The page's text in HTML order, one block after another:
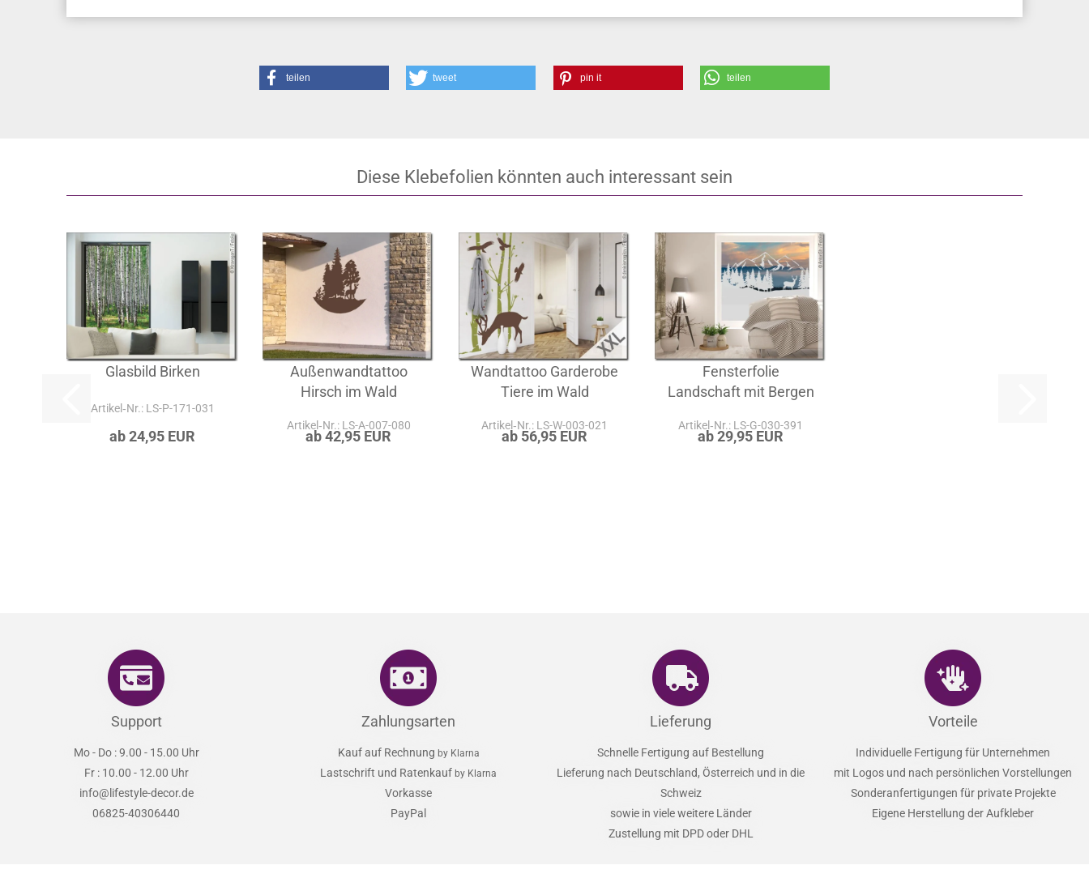
teilen tweet pin it teilen
Diese Klebefolien könnten auch interessant sein
Glasbild Birken
Artikel‑Nr.: LS-P-171-031
ab 24,95 EUR
Außenwandtattoo
Hirsch im Wald
Artikel‑Nr.: LS-A-007-080
ab 42,95 EUR
Wandtattoo Garderobe
Tiere im Wald
Artikel‑Nr.: LS-W-003-021
ab 56,95 EUR
Fensterfolie
Landschaft mit Bergen
Artikel‑Nr.: LS-G-030-391
ab 29,95 EUR
Support
Mo - Do : 9.00 - 15.00 Uhr
Fr : 10.00 - 12.00 Uhr
info@lifestyle-decor.de
06825-40306440
Zahlungsarten
Kauf auf Rechnung by Klarna
Lastschrift und Ratenkauf by Klarna
Vorkasse
PayPal
Lieferung
Schnelle Fertigung auf Bestellung
Lieferung nach Deutschland, Österreich und in die
Schweiz
sowie in viele weitere Länder
Zustellung mit DPD oder DHL
Vorteile
Individuelle Fertigung für Unternehmen
mit Logos und nach persönlichen Vorstellungen
Sonderanfertigungen für private Projekte
Eigene Herstellung der Aufkleber